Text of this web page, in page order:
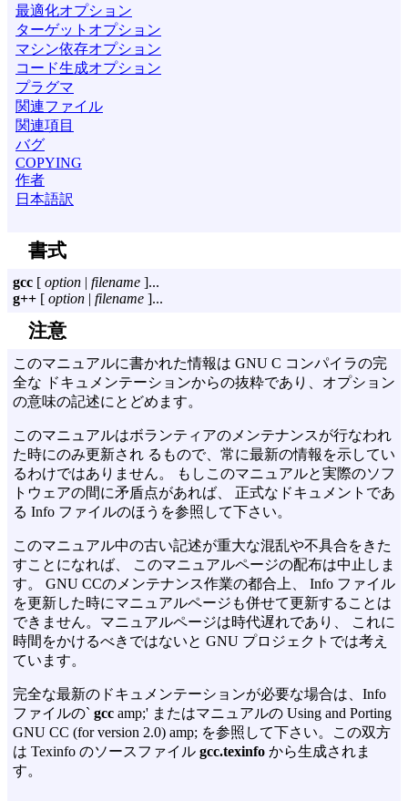
最適化オプション
ターゲットオプション
マシン依存オプション
コード生成オプション
プラグマ
関連ファイル
関連項目
バグ
COPYING
作者
日本語訳
書式
gcc [ option | filename ]...
g++ [ option | filename ]...
注意
このマニュアルに書かれた情報は GNU C コンパイラの完
全な ドキュメンテーションからの抜粋であり、オプション
の意味の記述にとどめます。
このマニュアルはボランティアのメンテナンスが行なわれ
た時にのみ更新され るもので、常に最新の情報を示してい
るわけではありません。 もしこのマニュアルと実際のソフ
トウェアの間に矛盾点があれば、 正式なドキュメントであ
る Info ファイルのほうを参照して下さい。
このマニュアル中の古い記述が重大な混乱や不具合をきた
すことになれば、 このマニュアルページの配布は中止しま
す。 GNU CCのメンテナンス作業の都合上、 Info ファイル
を更新した時にマニュアルページも併せて更新することは
できません。マニュアルページは時代遅れであり、 これに
時間をかけるべきではないと GNU プロジェクトでは考え
ています。
完全な最新のドキュメンテーションが必要な場合は、Info
ファイルの` gcc amp;' またはマニュアルの Using and Porting
GNU CC (for version 2.0) amp; を参照して下さい。この双方
は Texinfo のソースファイル gcc.texinfo から生成されま
す。